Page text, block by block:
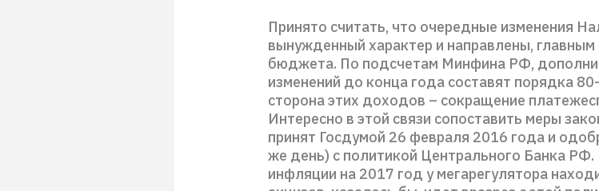
Принято считать, что очередные изменения
вынужденный характер и направлены,
бюджета. По подсчетам Минфина РФ,
изменений до конца года составят порядка
сторона этих доходов – сокращение
Интересно в этой связи сопоставить меры
принят Госдумой 26 февраля 2016 года и
же день) с политикой Центрального Банка РФ.
инфляции на 2017 год у мегарегулятора